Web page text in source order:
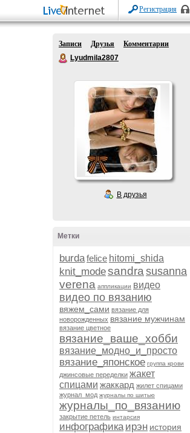
Регистрация
Записи Друзья
Комментарии
Lyudmila2807
В друзья
Метки
burdafelice hitomi_shida
knit_modesandra susanna
verena аппликации видео
видео по вязанию
вяжем_сами вязание для
новорожденных вязание мужчинам
вязание цветное
вязание_ваше_хобби
вязание_модно_и_просто
вязание_японское группа крови
джинсовые переделки жакет
спицами жаккард жилет спицами
журнал_мод журналы по шитью
журналы_по_вязанию
закрытие петель интарсия
инфографика ирэн история